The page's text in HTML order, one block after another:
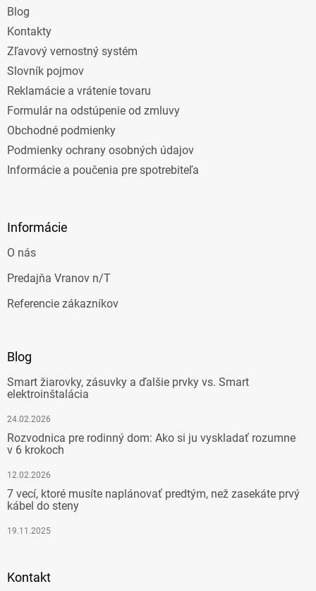
Blog
Kontakty
Zľavový vernostný systém
Slovník pojmov
Reklamácie a vrátenie tovaru
Formulár na odstúpenie od zmluvy
Obchodné podmienky
Podmienky ochrany osobných údajov
Informácie a poučenia pre spotrebiteľa
Informácie
O nás
Predajňa Vranov n/T
Referencie zákazníkov
Blog
Smart žiarovky, zásuvky a ďalšie prvky vs. Smart
elektroinštalácia
24.02.2026
Rozvodnica pre rodinný dom: Ako si ju vyskladať rozumne
v 6 krokoch
12.02.2026
7 vecí, ktoré musíte naplánovať predtým, než zasekáte prvý
kábel do steny
19.11.2025
Kontakt